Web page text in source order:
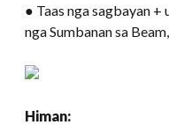
● Taas nga sagbayan
nga Sumbanan sa
Himan: